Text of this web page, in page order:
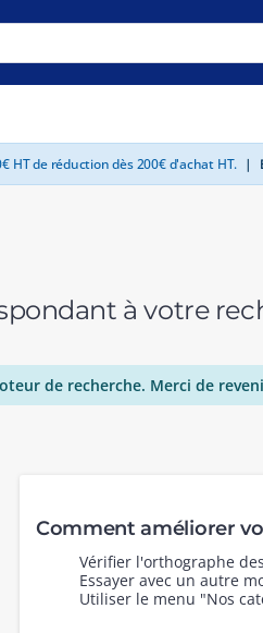
HT de réduction dès 200€ d'achat HT. |
à votre
de recherche. Merci de
Comment améliorer
Vérifier l'orthographe
Essayer avec un autre
Utiliser le menu "Nos